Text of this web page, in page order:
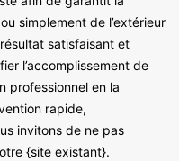
simplement de l’extérieur
satisfaisant et
l’accomplissement de
professionnel en la
rapide,
invitons de ne pas
{site existant}.